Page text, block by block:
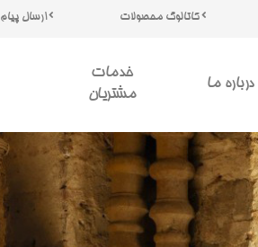
ارسال پیام کاتالوگ محصولات
خدمات
مشتریان
درباره ما